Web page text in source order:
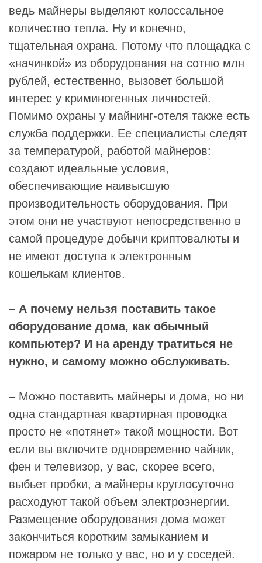
ведь майнеры выделяют колоссальное
количество тепла. Ну и конечно,
тщательная охрана. Потому что площадка с
«начинкой» из оборудования на сотню млн
рублей, естественно, вызовет большой
интерес у криминогенных личностей.
Помимо охраны у майнинг-отеля также есть
служба поддержки. Ее специалисты следят
за температурой, работой майнеров:
создают идеальные условия,
обеспечивающие наивысшую
производительность оборудования. При
этом они не участвуют непосредственно в
самой процедуре добычи криптовалюты и
не имеют доступа к электронным
кошелькам клиентов.
– А почему нельзя поставить такое
оборудование дома, как обычный
компьютер? И на аренду тратиться не
нужно, и самому можно обслуживать.
– Можно поставить майнеры и дома, но ни
одна стандартная квартирная проводка
просто не «потянет» такой мощности. Вот
если вы включите одновременно чайник,
фен и телевизор, у вас, скорее всего,
выбьет пробки, а майнеры круглосуточно
расходуют такой объем электроэнергии.
Размещение оборудования дома может
закончиться коротким замыканием и
пожаром не только у вас, но и у соседей.